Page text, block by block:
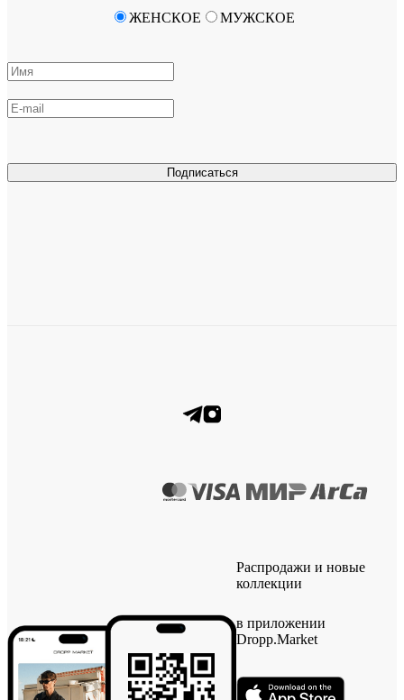
Подписаться
ЖЕНСКОЕ МУЖСКОЕ
Распродажи и новые
коллекции
в приложении
Dropp.Market